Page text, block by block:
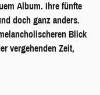
Album. Ihre fünfte
doch ganz anders.
Blick
vergehenden Zeit,